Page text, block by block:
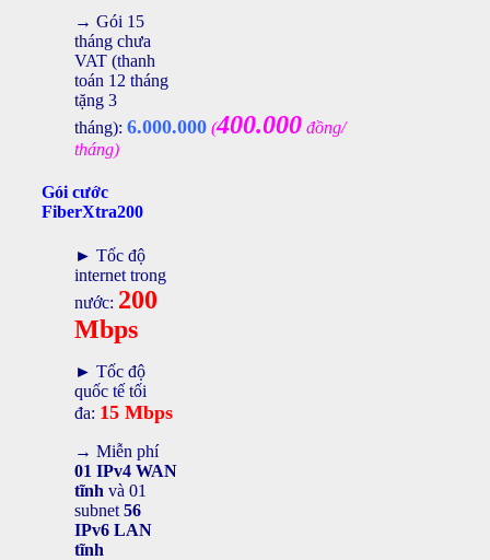
→ Gói 15
tháng chưa
VAT (thanh
toán 12 tháng
tặng 3
tháng): 6.000.000 (400.000 đồng/
tháng)
Gói cước
FiberXtra200
► Tốc độ
internet trong
nước: 200
Mbps
► Tốc độ
quốc tế tối
đa: 15 Mbps
→ Miễn phí
01 IPv4 WAN
tĩnh và 01
subnet 56
IPv6 LAN
tĩnh